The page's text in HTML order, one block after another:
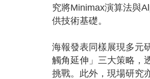
究將Minimax演算法與
供技術基礎。
海報發表同樣展現多元
觸角延伸」三大策略，
挑戰。此外，現場研究